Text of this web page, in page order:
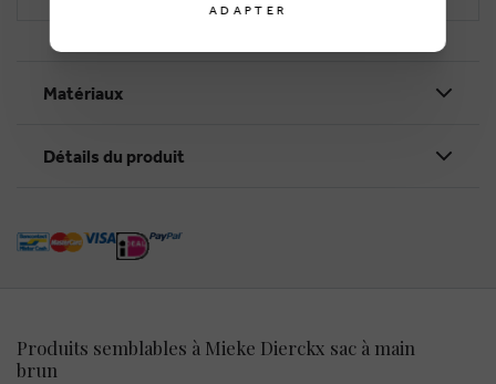
Matériaux
Détails du produit
Produits semblables à Mieke Dierckx sac à main
brun
ADAPTER